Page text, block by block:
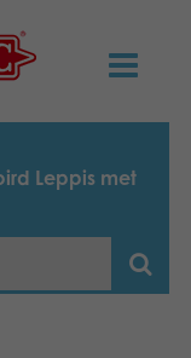
Leppis met